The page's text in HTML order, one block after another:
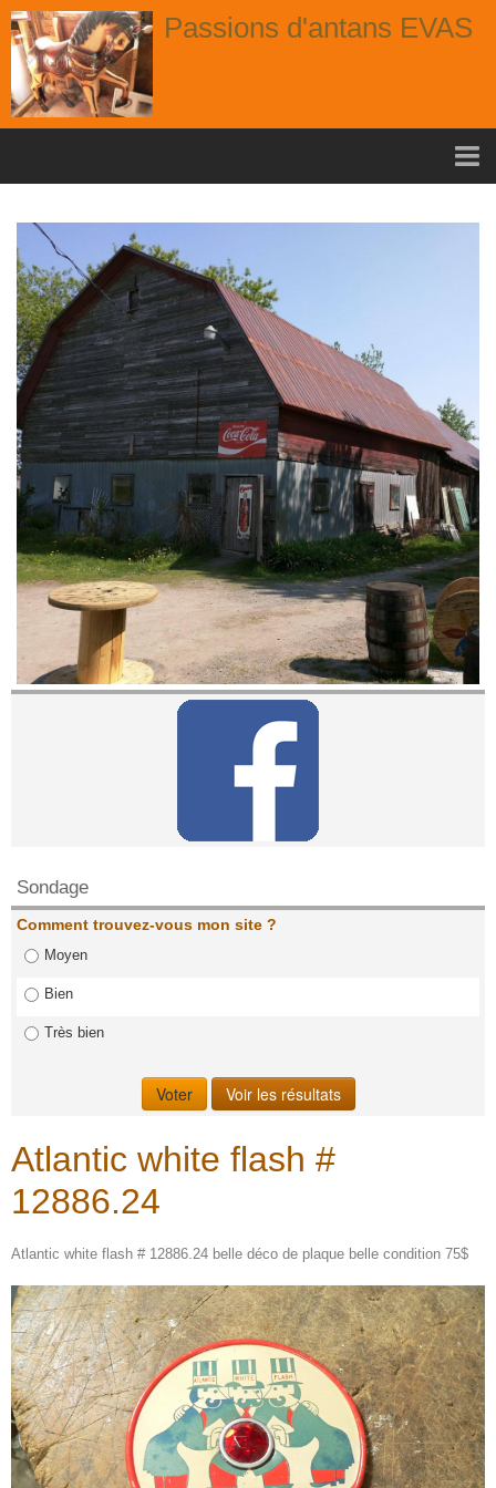
Passions d'antans EVAS
nouvelle arrivage aout
Album
Portes
Fenêtres
Chaises
Contact
Contactez nous!
Sondage
Comment trouvez-vous mon site ?
Moyen
Bien
Très bien
Atlantic white flash #
12886.24
Atlantic white flash # 12886.24 belle déco de plaque belle condition 75$